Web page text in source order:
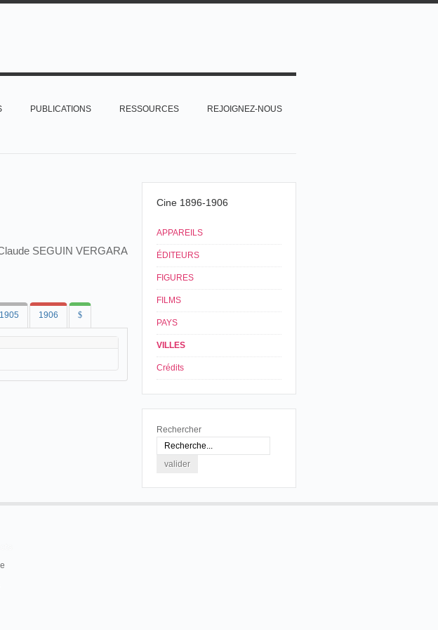
PUBLICATIONS RESSOURCES REJOIGNEZ-NOUS
SEGUIN VERGARA
1905 1906 $
Cine 1896-1906
APPAREILS
ÉDITEURS
FIGURES
FILMS
PAYS
VILLES
Crédits
Rechercher